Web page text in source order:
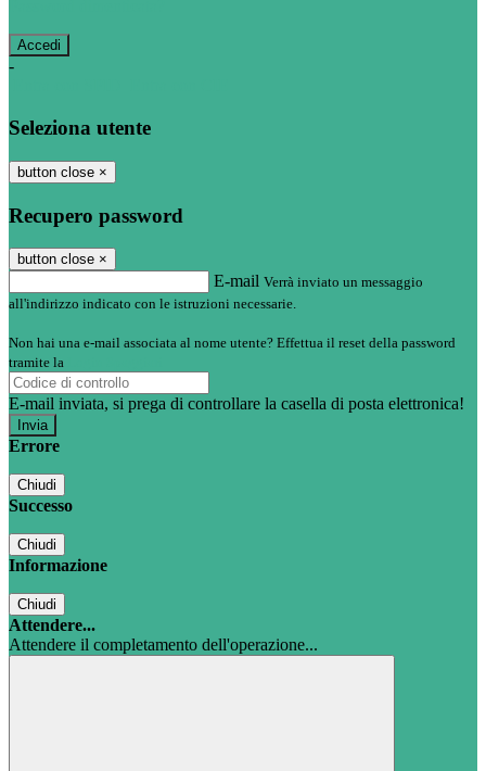
-
Seleziona utente
button close ×
Recupero password
button close ×
E-mail Verrà inviato un messaggio
all'indirizzo indicato con le istruzioni necessarie.
Non hai una e-mail associata al nome utente? Effettua il reset della password
tramite la
E-mail inviata, si prega di controllare la casella di posta elettronica!
Errore
Chiudi
Successo
Chiudi
Informazione
Chiudi
Attendere...
Attendere il completamento dell'operazione...